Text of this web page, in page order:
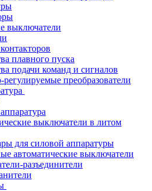
выключатели
плавного пуска
подачи команд и сигналов
регулируемые преобразователи
выключатели в литом
для силовой аппаратуры
автоматические выключатели
разъединители